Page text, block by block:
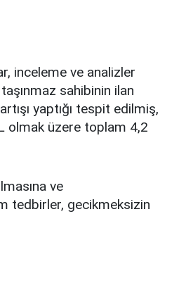
inceleme ve analizler
sahibinin ilan
yaptığı tespit edilmiş,
olmak üzere toplam 4,2
ve
tedbirler, gecikmeksizin